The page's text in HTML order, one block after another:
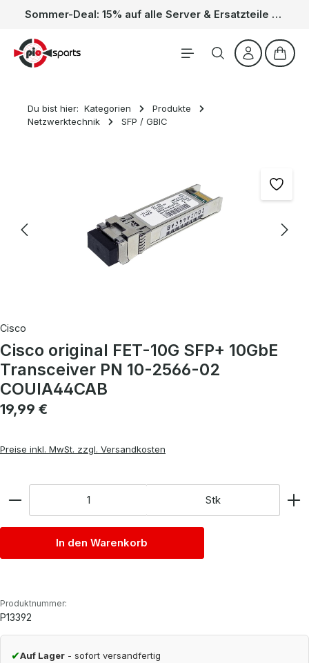
Zum Hauptinhalt springen Sommer-Deal: 15% auf alle Server & Ersatzteile – Kein Code nötig, der Rabatt wird automatisch im Warenkorb abgezogen. Gültig vom 01.06. bis 31.08.
Du bist hier: Kategorien
Produkte
Netzwerktechnik
SFP / GBIC
Cisco
Cisco original FET-10G SFP+ 10GbE
Transceiver PN 10-2566-02
COUIA44CAB
Regulärer Preis:
19,99 €
Preise inkl. MwSt. zzgl. Versandkosten
Stk
In den Warenkorb
Produktnummer:
P13392
✔Auf Lager - sofort versandfertig